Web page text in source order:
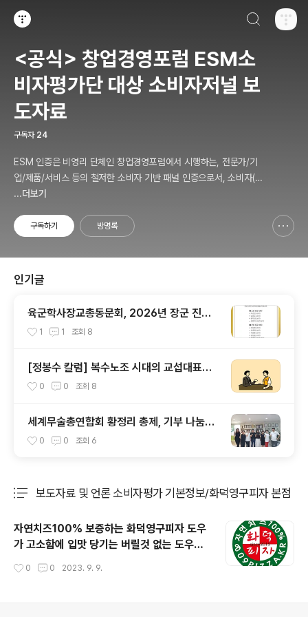
<공식> 창업경영포럼 ESM소
비자평가단 대상 소비자저널 보
도자료
구독자 24
ESM 인증은 비영리 단체인 창업경영포럼에서 시행하는, 전문가/기
업/제품/서비스 등의 철저한 소비자 기반 패널 인증으로서, 소비자(의
뢰인)에게 제공하는 패널인증 솔루션 서비스를 말합니다.
...더보기
구독하기 방명록
인기글
육군학사장교총동문회, 2026년 장군 진급
발표를 맞아
1 1 조회 8
[정봉수 칼럼] 복수노조 시대의 교섭대표노
조와 공정대표의무
0 0 조회 8
세계무술총연합회 황정리 총제, 기부 나눔에
앞장 서 (7)
0 0 조회 6
보도자료 및 언론 소비자평가 기본정보/화덕영구피자 본점
자연치즈100% 보증하는 화덕영구피자 도우
가 고소함에 입맛 당기는 버릴것 없는 도우빵
피자 화덕영구피자 스토리 디오슈페리움2차
0 0 2023. 9. 9.